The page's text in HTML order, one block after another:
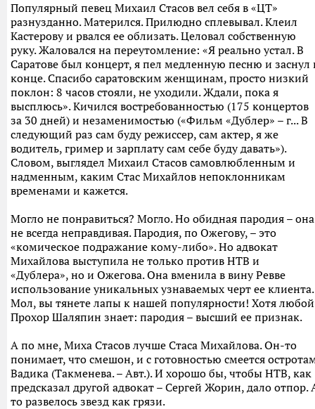
Популярный певец Михаил Стасов вел себя в «ЦТ»
разнузданно. Матерился. Прилюдно сплевывал. Клеил
Кастерову и рвался ее облизать. Целовал собственную
руку. Жаловался на переутомление: «Я реально устал. В
Саратове был концерт, я пел медленную песню и заснул
конце. Спасибо саратовским женщинам, просто низкий
поклон: 8 часов стояли, не уходили. Ждали, пока я
высплюсь». Кичился востребованностью (175 концертов
за 30 дней) и незаменимостью («Фильм «Дублер» – г... В
следующий раз сам буду режиссер, сам актер, я же
водитель, гример и зарплату сам себе буду давать»).
Словом, выглядел Михаил Стасов самовлюбленным и
надменным, каким Стас Михайлов непоклонникам
временами и кажется.
Могло не понравиться? Могло. Но обидная пародия – она
не всегда неправдивая. Пародия, по Ожегову, – это
«комическое подражание кому-либо». Но адвокат
Михайлова выступила не только против НТВ и
«Дублера», но и Ожегова. Она вменила в вину Ревве
использование уникальных узнаваемых черт ее клиента.
Мол, вы тянете лапы к нашей популярности! Хотя любой
Прохор Шаляпин знает: пародия – высший ее признак.
А по мне, Миха Стасов лучше Стаса Михайлова. Он-то
понимает, что смешон, и с готовностью смеется
Вадика (Такменева. – Авт.). И хорошо бы, чтобы НТВ, как
предсказал другой адвокат – Сергей Жорин, дало отпор.
то развелось звезд как грязи.